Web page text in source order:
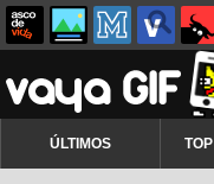
ÚLTIMOS TOP